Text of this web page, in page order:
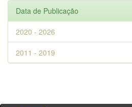
Data de Publicação
2020 - 2026
2011 - 2019